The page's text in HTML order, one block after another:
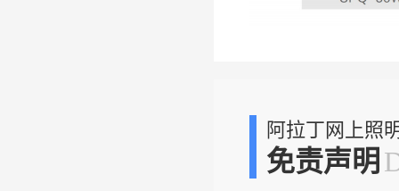
阿拉丁网上照
免责声明